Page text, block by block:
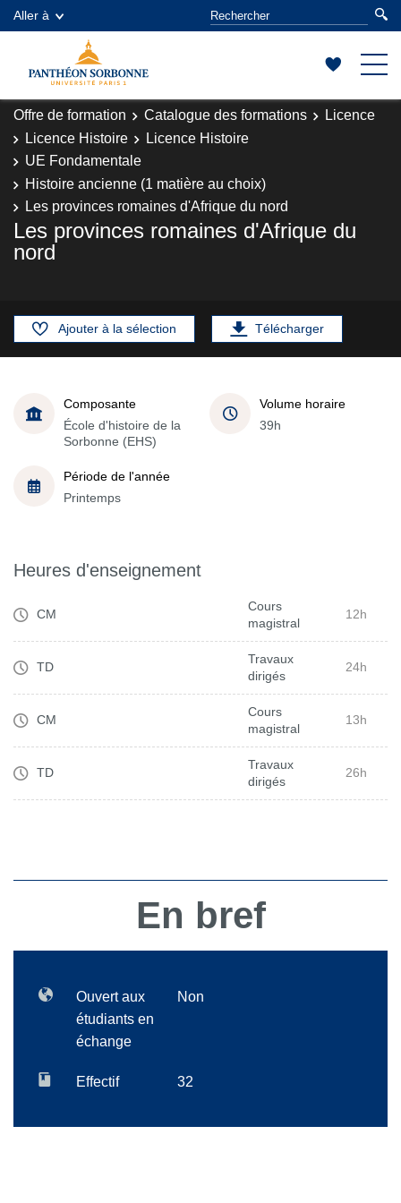
Aller à
Offre de formation Catalogue des formations
Licence
Licence Histoire
Licence Histoire
UE Fondamentale
Histoire ancienne (1 matière au choix)
Les provinces romaines d'Afrique du nord
Les provinces romaines d'Afrique du
nord
Ajouter à la sélection Télécharger
Composante
École d'histoire de la
Sorbonne (EHS)
Volume horaire
39h
Période de l'année
Printemps
Heures d'enseignement
CM
Cours
magistral
12h
TD
Travaux
dirigés
24h
CM
Cours
magistral
13h
TD
Travaux
dirigés
26h
En bref
Ouvert aux
étudiants en
échange
Non
Effectif 32